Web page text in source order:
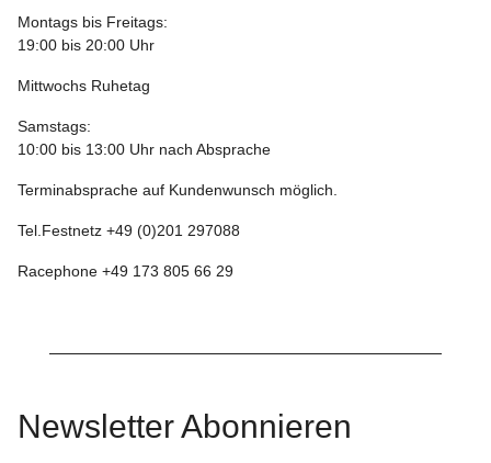
Montags bis Freitags:
19:00 bis 20:00 Uhr
Mittwochs Ruhetag
Samstags:
10:00 bis 13:00 Uhr nach Absprache
Terminabsprache auf Kundenwunsch möglich.
Tel.Festnetz +49 (0)201 297088
Racephone +49 173 805 66 29
Newsletter Abonnieren